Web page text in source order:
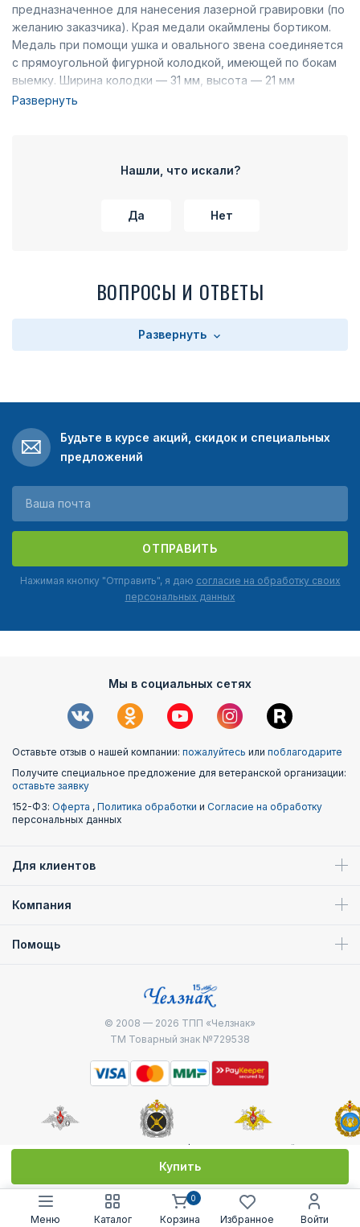
Купить
предназначенное для нанесения лазерной гравировки (по
желанию заказчика). Края медали окаймлены бортиком.
Медаль при помощи ушка и овального звена соединяется
с прямоугольной фигурной колодкой, имеющей по бокам
выемку. Ширина колодки — 31 мм, высота — 21 мм
(включая нижний выступ). Вдоль основания колодки
текстом. Текст зависит от выбора заказчика. Колодка
Развернуть
Нашли, что искали?
Да Нет
ВОПРОСЫ И ОТВЕТЫ
Развернуть
Будьте в курсе акций, скидок и специальных
предложений
ОТПРАВИТЬ
Нажимая кнопку "Отправить", я даю согласие на обработку своих
персональных данных
Мы в социальных сетях
Оставьте отзыв о нашей компании: пожалуйтесь или поблагодарите
Получите специальное предложение для ветеранской организации:
оставьте заявку
152-ФЗ: Оферта , Политика обработки и Согласие на обработку
персональных данных
Для клиентов
Компания
Помощь
© 2008 — 2026 ТПП «Челзнак»
ТМ Товарный знак №729538
Министерство
Генштаб ВС РФ
Военно-морской
Меню Каталог Корзина
0
Избранное Войти